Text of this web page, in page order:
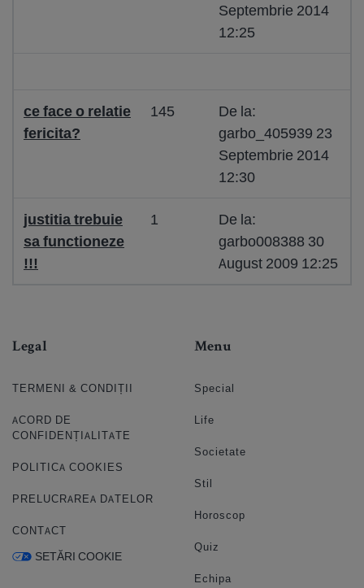
Septembrie 2014
12:25
ce face o relatie
fericita?
145
De la:
garbo_405939 23
Septembrie 2014
12:30
justitia trebuie
sa functioneze
!!!
1
De la:
garbo008388 30
August 2009 12:25
Legal
TERMENI & CONDIȚII
ACORD DE
CONFIDENȚIALITATE
POLITICA COOKIES
PRELUCRAREA DATELOR
CONTACT
SETĂRI COOKIE
Menu
Special
Life
Societate
Stil
Horoscop
Quiz
Echipa